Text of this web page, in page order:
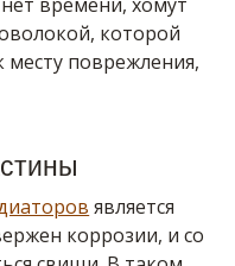
которой
месту поврежления,
является
коррозии, и со